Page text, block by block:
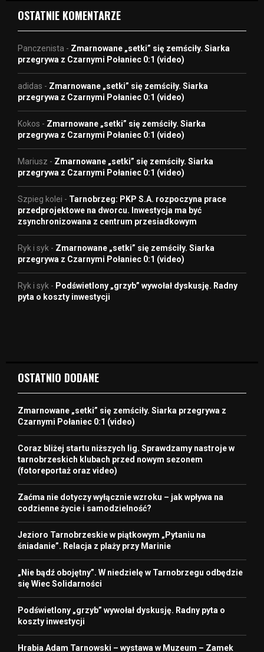
OSTATNIE KOMENTARZE
Panczenista - Zmarnowane „setki” się zemściły. Siarka
przegrywa z Czarnymi Połaniec 0:1 (video)
adidas - Zmarnowane „setki” się zemściły. Siarka
przegrywa z Czarnymi Połaniec 0:1 (video)
Kokos - Zmarnowane „setki” się zemściły. Siarka
przegrywa z Czarnymi Połaniec 0:1 (video)
Mariusz - Zmarnowane „setki” się zemściły. Siarka
przegrywa z Czarnymi Połaniec 0:1 (video)
Szpieg kolei - Tarnobrzeg: PKP S.A. rozpoczyna prace
przedprojektowe na dworcu. Inwestycja ma być
zsynchronizowana z centrum przesiadkowym
Ryk i syk - Zmarnowane „setki” się zemściły. Siarka
przegrywa z Czarnymi Połaniec 0:1 (video)
Ryk i syk - Podświetlony „grzyb” wywołał dyskusję. Radny
pyta o koszty inwestycji
OSTATNIO DODANE
Zmarnowane „setki” się zemściły. Siarka przegrywa z
Czarnymi Połaniec 0:1 (video)
Coraz bliżej startu niższych lig. Sprawdzamy nastroje w
tarnobrzeskich klubach przed nowym sezonem
(fotoreportaż oraz video)
Zaćma nie dotyczy wyłącznie wzroku – jak wpływa na
codzienne życie i samodzielność?
Jezioro Tarnobrzeskie w piątkowym „Pytaniu na
śniadanie”. Relacja z plaży przy Marinie
„Nie bądź obojętny”. W niedzielę w Tarnobrzegu odbędzie
się Wiec Solidarności
Podświetlony „grzyb” wywołał dyskusję. Radny pyta o
koszty inwestycji
Hrabia Adam Tarnowski – wystawa w Muzeum – Zamek